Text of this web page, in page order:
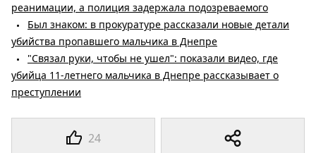
24
реанимации, а полиция задержала подозреваемого
Был знаком: в прокуратуре рассказали новые детали
убийства пропавшего мальчика в Днепре
"Связал руки, чтобы не ушел": показали видео, где
убийца 11-летнего мальчика в Днепре рассказывает о
преступлении